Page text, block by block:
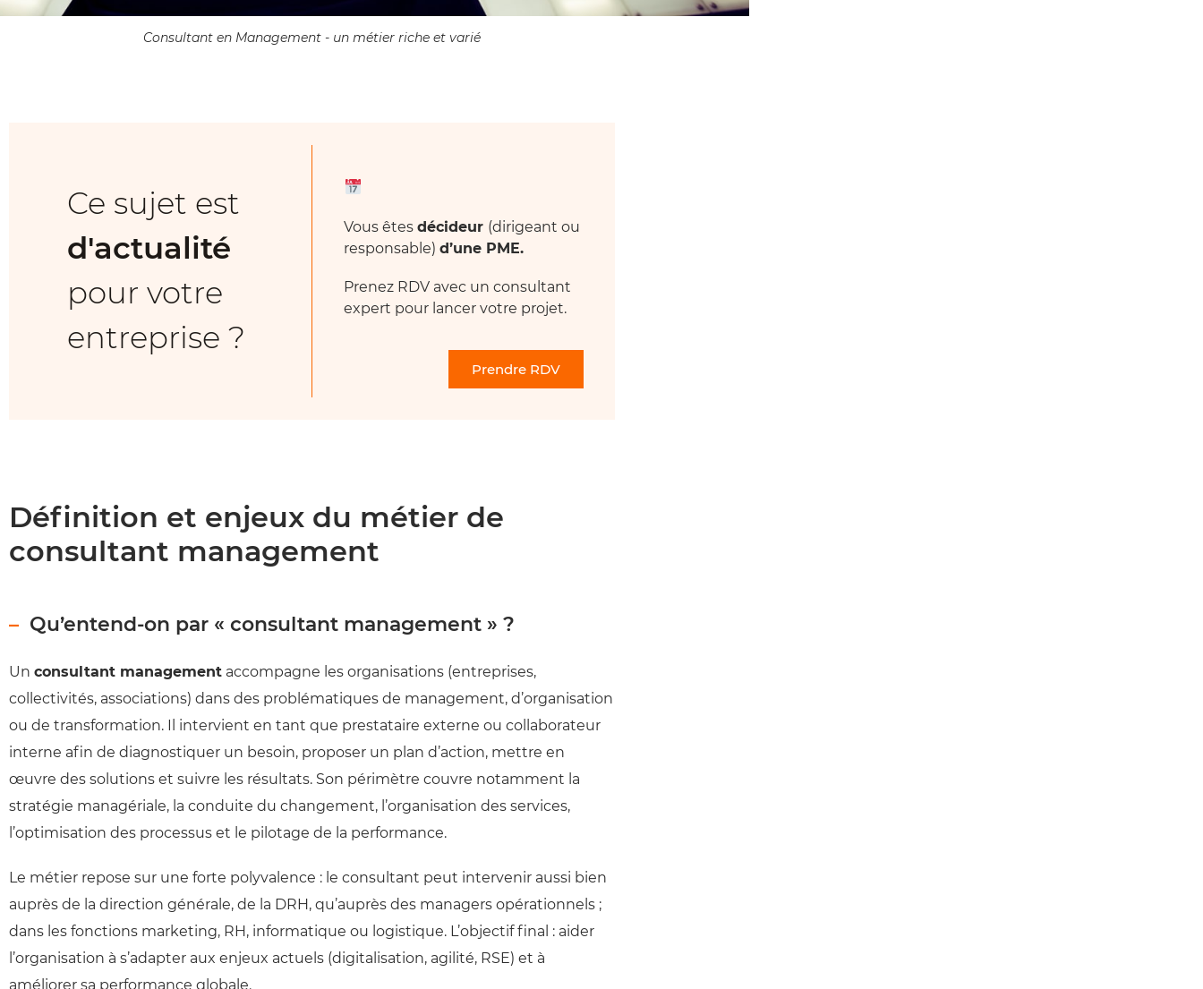
Consultant en Management - un métier riche et varié
Ce sujet est
d'actualité
pour votre
entreprise ?
Vous êtesdécideur (dirigeant ou
responsable)d’une PME.
Prenez RDV avec un consultant
expert pour lancer votre projet.
Prendre RDV
Définition et enjeux du métier de
consultant management
Qu’entend-on par « consultant management » ?
Un consultant management accompagne les organisations (entreprises,
collectivités, associations) dans des problématiques de management, d’organisation
ou de transformation. Il intervient en tant que prestataire externe ou collaborateur
interne afin de diagnostiquer un besoin, proposer un plan d’action, mettre en
œuvre des solutions et suivre les résultats. Son périmètre couvre notamment la
stratégie managériale, la conduite du changement, l’organisation des services,
l’optimisation des processus et le pilotage de la performance.
Le métier repose sur une forte polyvalence : le consultant peut intervenir aussi bien
auprès de la direction générale, de la DRH, qu’auprès des managers opérationnels ;
dans les fonctions marketing, RH, informatique ou logistique. L’objectif final : aider
l’organisation à s’adapter aux enjeux actuels (digitalisation, agilité, RSE) et à
améliorer sa performance globale.